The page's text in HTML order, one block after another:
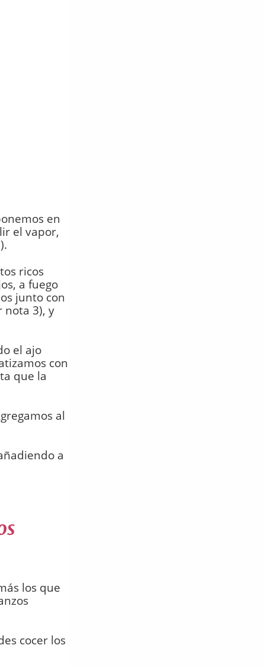
en
el vapor,
ricos
a fuego
junto con
nota 3), y
el ajo
con
que la
al
a
los que
cocer los